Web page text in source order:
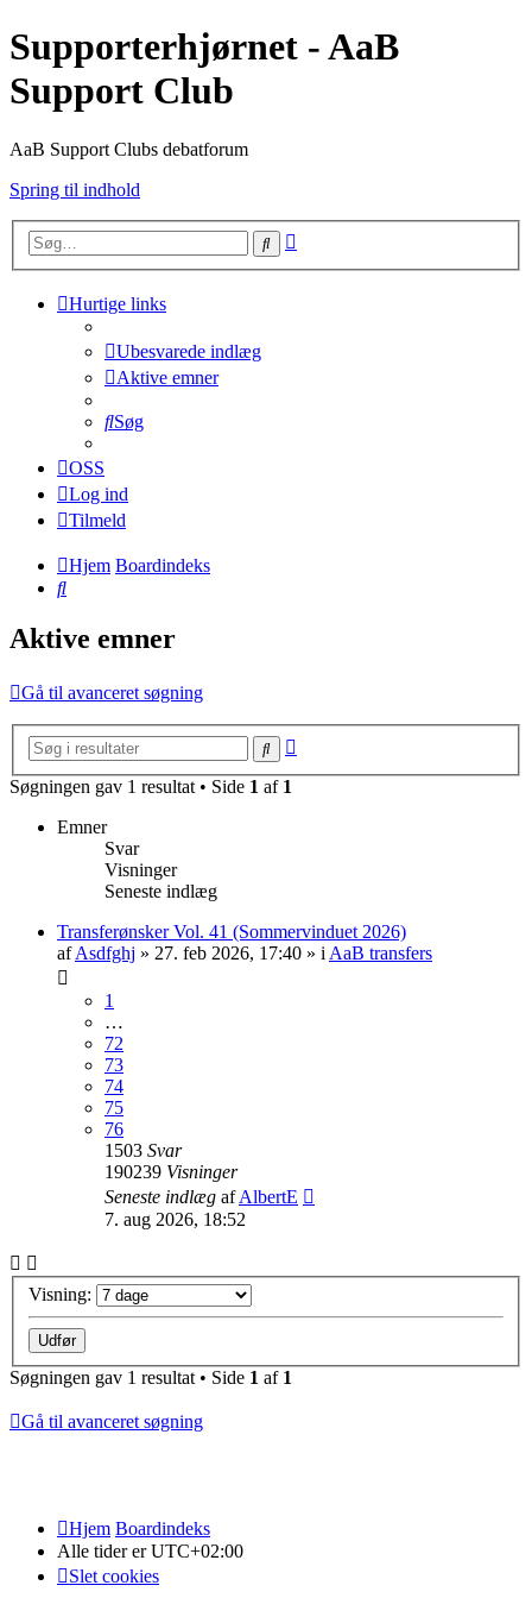
Supporterhjørnet - AaB
Support Club
AaB Support Clubs debatforum
Spring til indhold
Søg
Hurtige links
Ubesvarede indlæg
Aktive emner
Søg
OSS
Log ind
Tilmeld
Hjem Boardindeks
Søg
Aktive emner
Gå til avanceret søgning
Søg
Søgningen gav 1 resultat • Side 1 af 1
Emner
Svar
Visninger
Seneste indlæg
Transferønsker Vol. 41 (Sommervinduet 2026)
afAsdfghj » 27. feb 2026, 17:40 » i AaB transfers
1
…
72
73
74
75
76
1503 Svar
190239 Visninger
Seneste indlæg afAlbertE
7. aug 2026, 18:52
Visning:
Søgningen gav 1 resultat • Side 1 af 1
Gå til avanceret søgning
Hjem Boardindeks
Alle tider erUTC+02:00
Slet cookies